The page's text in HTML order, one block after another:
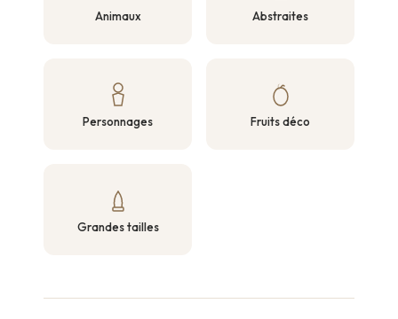
Animaux Abstraites
Personnages Fruits déco
Grandes tailles